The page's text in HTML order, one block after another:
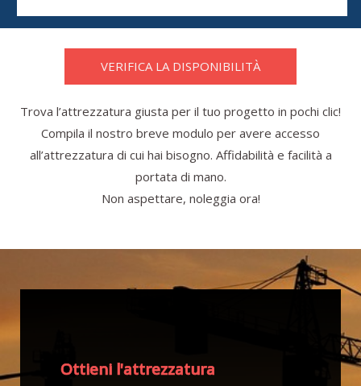
VERIFICA LA DISPONIBILITÀ
Trova l’attrezzatura giusta per il tuo progetto in pochi clic!
Compila il nostro breve modulo per avere accesso
all’attrezzatura di cui hai bisogno. Affidabilità e facilità a
portata di mano.
Non aspettare, noleggia ora!
Ottieni l'attrezzatura